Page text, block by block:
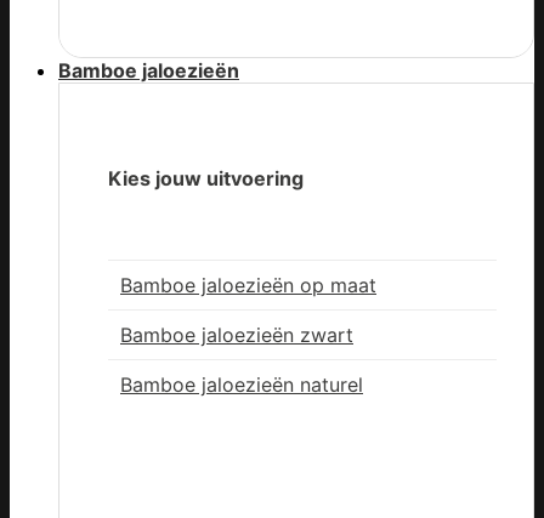
Bamboe jaloezieën
Kies jouw uitvoering
Bamboe jaloezieën op maat
Bamboe jaloezieën zwart
Bamboe jaloezieën naturel